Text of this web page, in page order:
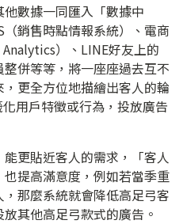
數據一同匯入「數據中
銷售時點情報系統）、電商
）、LINE好友上的
併等等，將一座座過去互不
更全方位地描繪出客人的輪
用戶特徵或行為，投放廣告
更貼近客人的需求，「客人
提高滿意度，例如若當季重
那麼系統就會降低高足弓客
其他高足弓款式的廣告。